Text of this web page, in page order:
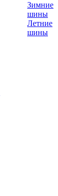
Зимние
шины
Летние
шины